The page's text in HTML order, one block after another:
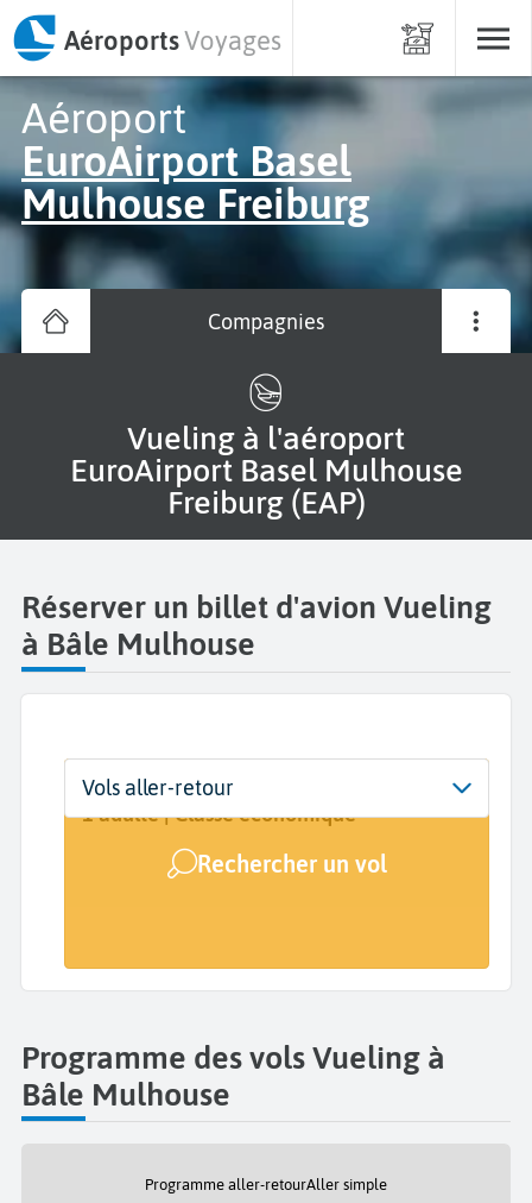
AéroportsVoyages
Aéroport
EuroAirport Basel
Mulhouse Freiburg
Compagnies
Vueling à l'aéroport
EuroAirport Basel Mulhouse
Freiburg (EAP)
Réserver un billet d'avion Vueling
à Bâle Mulhouse
Départ
EuroAirport Basel Mulhouse Freiburg
Dates
Dates de votre voyage
Voyageurs | Classe
1 adulte | Classe économique
Rechercher un vol
Vols aller-retour
Programme des vols Vueling à
Bâle Mulhouse
Programme aller-retourAller simple